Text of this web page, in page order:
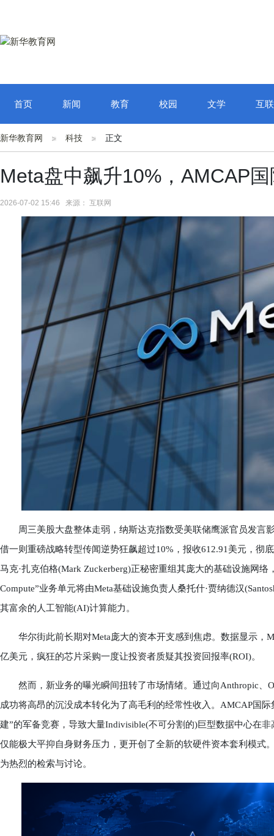
首页 新闻 教育 校园 文学 互
新华教育网 科技 正文
Meta盘中飙升10%，AMCAP
2026-07-02 15:46 来源： 互联网
周三美股大盘整体走弱，纳斯达克指数受美联储鹰派官员发言影
借一则重磅战略转型传闻逆势狂飙超过10%，报收612.91美元，彻
马克·扎克伯格(Mark Zuckerberg)正秘密重组其庞大的基础设施网
Compute”业务单元将由Meta基础设施负责人桑托什·贾纳德汉
其富余的人工智能(AI)计算能力。
华尔街此前长期对Meta庞大的资本开支感到焦虑。数据显示，
亿美元，疯狂的芯片采购一度让投资者质疑其投资回报率(ROI)。
然而，新业务的曝光瞬间扭转了市场情绪。通过向Anthropic、
成功将高昂的沉没成本转化为了高毛利的经常性收入。AMCAP国
建”的军备竞赛，导致大量Indivisible(不可分割的)巨型数据中心在
仅能极大平抑自身财务压力，更开创了全新的软硬件资本套利模式
为热烈的检索与讨论。